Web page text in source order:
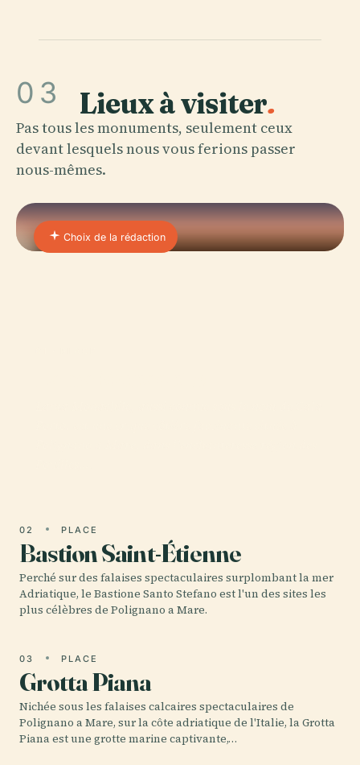
03 Lieux à visiter.
Pas tous les monuments, seulement ceux
devant lesquels nous vous ferions passer
nous-mêmes.
Choix de la rédaction
02 PLACE
Bastion Saint-Étienne
Perché sur des falaises spectaculaires surplombant la mer
Adriatique, le Bastione Santo Stefano est l'un des sites les
plus célèbres de Polignano a Mare.
03 PLACE
Grotta Piana
Nichée sous les falaises calcaires spectaculaires de
Polignano a Mare, sur la côte adriatique de l'Italie, la Grotta
Piana est une grotte marine captivante,…